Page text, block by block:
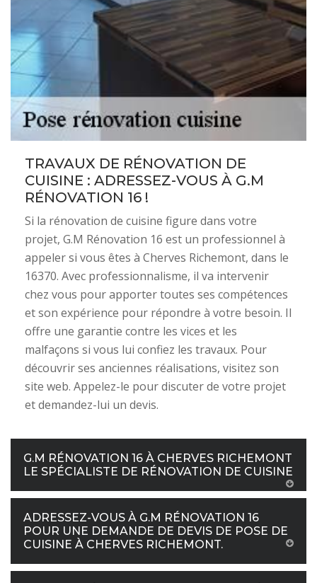
TRAVAUX DE RÉNOVATION DE
CUISINE : ADRESSEZ-VOUS À G.M
RÉNOVATION 16 !
Si la rénovation de cuisine figure dans votre
projet, G.M Rénovation 16 est un professionnel à
appeler si vous êtes à Cherves Richemont, dans le
16370. Avec professionnalisme, il va intervenir
chez vous pour apporter toutes ses compétences
et son expérience pour répondre à votre besoin. Il
offre une garantie contre les vices et les
malfaçons si vous lui confiez les travaux. Pour
découvrir ses anciennes réalisations, visitez son
site web. Appelez-le pour discuter de votre projet
et demandez-lui un devis.
G.M RÉNOVATION 16 À CHERVES RICHEMONT
LE SPÉCIALISTE DE RÉNOVATION DE CUISINE
ADRESSEZ-VOUS À G.M RÉNOVATION 16
POUR UNE DEMANDE DE DEVIS DE POSE DE
CUISINE À CHERVES RICHEMONT.